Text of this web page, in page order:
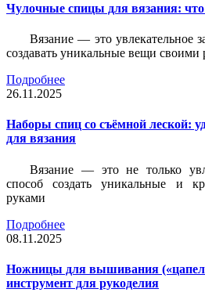
Чулочные спицы для вязания:
Вязание — это увлекательное
создавать уникальные вещи своими
Подробнее
26.11.2025
Наборы спиц со съёмной леской:
для вязания
Вязание — это не только
способ создать уникальные и
руками
Подробнее
08.11.2025
Ножницы для вышивания
инструмент для рукоделия